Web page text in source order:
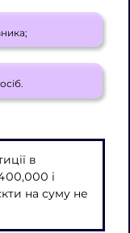
в
і
на суму не